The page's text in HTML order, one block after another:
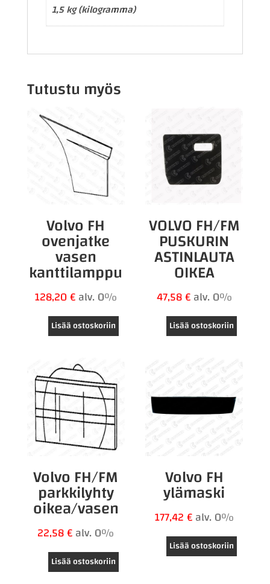
1,5 kg (kilogramma)
Tutustu myös
Volvo FH
ovenjatke
vasen
kanttilamppu
128,20€alv. 0%
Lisää ostoskoriin
VOLVO FH/FM
PUSKURIN
ASTINLAUTA
OIKEA
47,58€alv. 0%
Lisää ostoskoriin
Volvo FH/FM
parkkilyhty
oikea/vasen
22,58€alv. 0%
Lisää ostoskoriin
Volvo FH
ylämaski
177,42€alv. 0%
Lisää ostoskoriin